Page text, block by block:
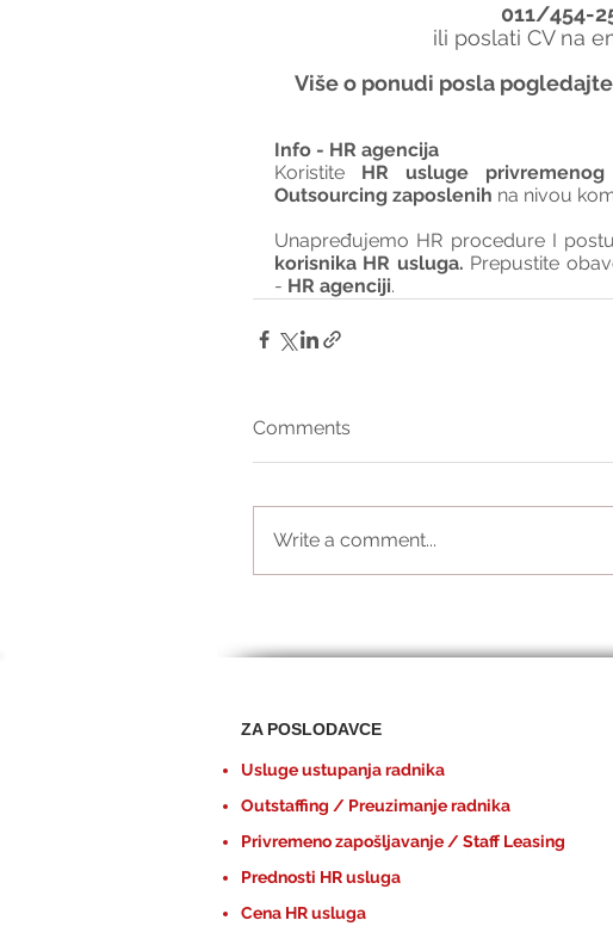
011/454-
ili poslati CV na
Više o ponudi posla
Info - HR agencija
Koristite HR usluge privremenog
Outsourcing zaposlenih na nivou
Unapređujemo HR procedure I
korisnika HR usluga. Prepustite
- HR agenciji.
Comments
Write a comment...
ZA POSLODAVCE
Usluge ustupanja radnika
Outstaffing / Preuzimanje radnika
Privremeno zapošljavanje / Staff Leasing
Prednosti HR usluga
Cena HR usluga